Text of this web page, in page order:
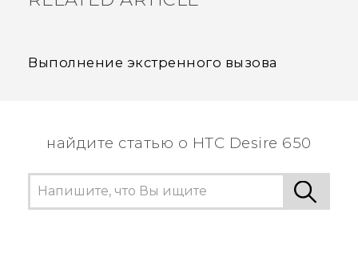
Выполнение экстренного вызова
найдите статью о HTC Desire 650